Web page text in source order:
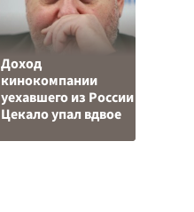
Доход
кинокомпании
уехавшего из России
Цекало упал вдвое